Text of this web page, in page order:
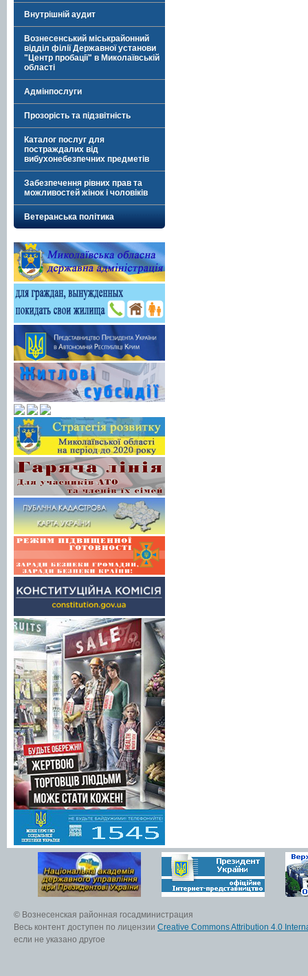
Внутрішній аудит
Вознесенський міськрайонний
відділ філії Державної установи
"Центр пробації" в Миколаївській
області
Адмінпослуги
Прозорість та підзвітність
Каталог послуг для
постраждалих від
вибухонебезпечних предметів
Забезпечення рівних прав та
можливостей жінок і чоловіків
Ветеранська політика
© Вознесенская районная госадминистрация
Весь контент доступен по лицензии Creative Commons Attribution 4.0
если не указано другое